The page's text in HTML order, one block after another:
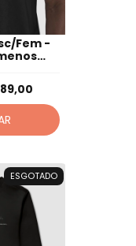
Fem -
ESGOTADO